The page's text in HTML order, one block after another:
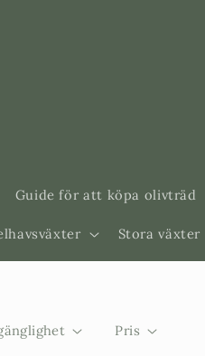
Guide för att köpa olivträd
Stora växter
Pris